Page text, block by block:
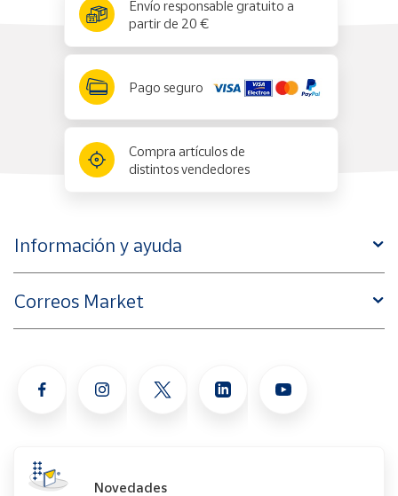
Envío responsable gratuito a
partir de 20 €
Pago seguro
Compra artículos de
distintos vendedores
Información y ayuda
Correos Market
Novedades